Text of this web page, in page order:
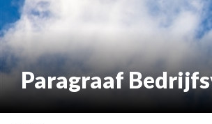
Paragraaf